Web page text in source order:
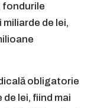
fondurile
de lei,
obligatorie
de lei, fiind mai